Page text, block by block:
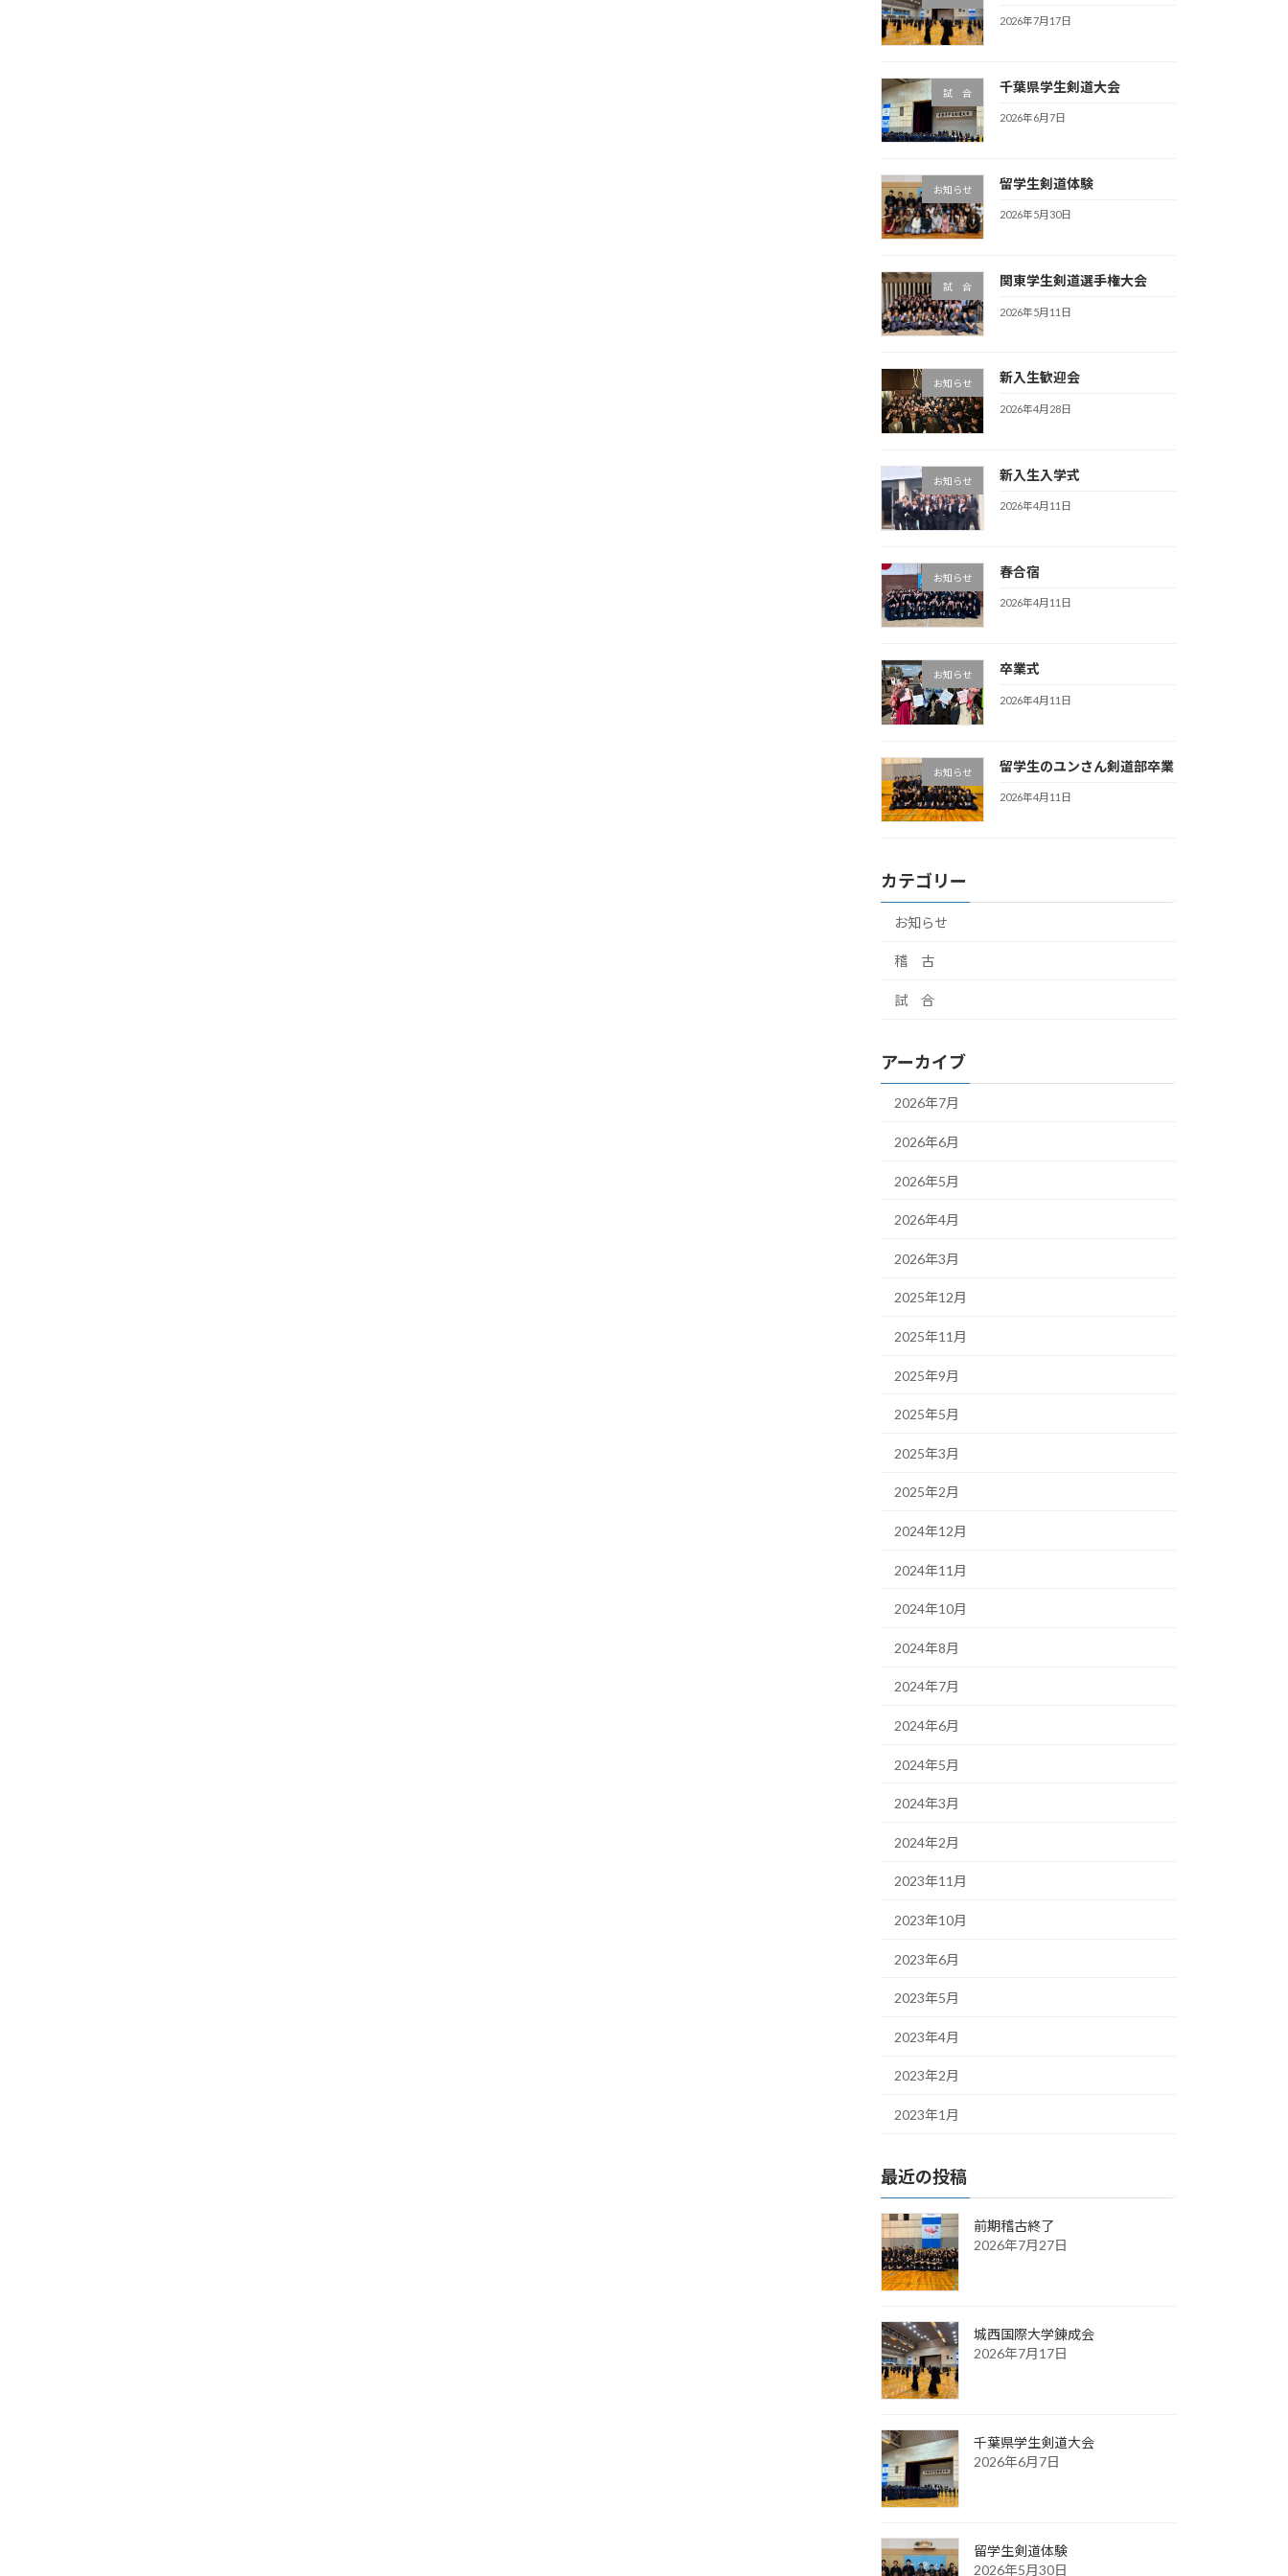
2026年7月17日
試 合 千葉県学生剣道大会
2026年6月7日
お知らせ 留学生剣道体験
2026年5月30日
試 合 関東学生剣道選手権大会
2026年5月11日
お知らせ 新入生歓迎会
2026年4月28日
お知らせ 新入生入学式
2026年4月11日
お知らせ 春合宿
2026年4月11日
お知らせ 卒業式
2026年4月11日
お知らせ 留学生のユンさん剣道部卒業
2026年4月11日
カテゴリー
お知らせ
稽 古
試 合
アーカイブ
2026年7月
2026年6月
2026年5月
2026年4月
2026年3月
2025年12月
2025年11月
2025年9月
2025年5月
2025年3月
2025年2月
2024年12月
2024年11月
2024年10月
2024年8月
2024年7月
2024年6月
2024年5月
2024年3月
2024年2月
2023年11月
2023年10月
2023年6月
2023年5月
2023年4月
2023年2月
2023年1月
最近の投稿
前期稽古終了
2026年7月27日
城西国際大学錬成会
2026年7月17日
千葉県学生剣道大会
2026年6月7日
留学生剣道体験
2026年5月30日